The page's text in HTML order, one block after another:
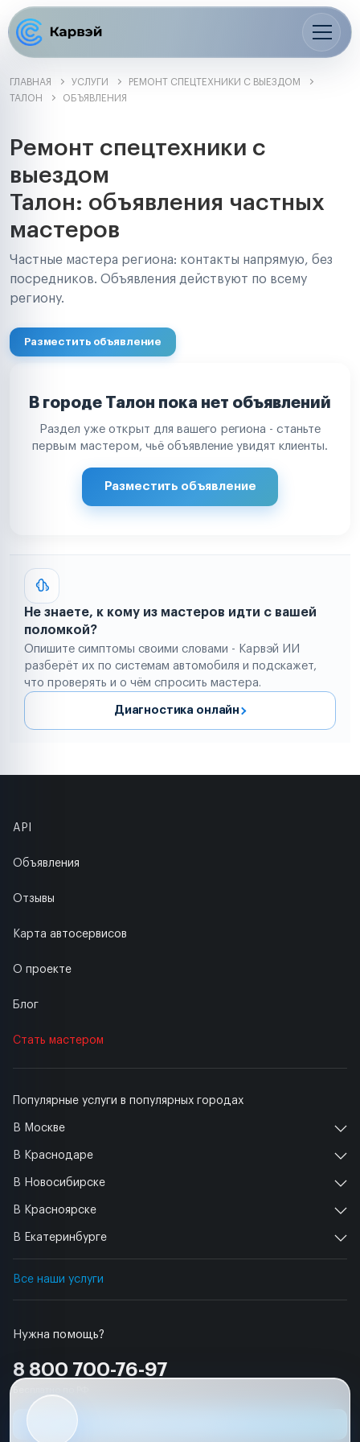
ГЛАВНАЯ УСЛУГИ
РЕМОНТ СПЕЦТЕХНИКИ С ВЫЕЗДОМ
ТАЛОН
ОБЪЯВЛЕНИЯ
Ремонт спецтехники с
выездом
Талон: объявления частных
мастеров
Частные мастера региона: контакты напрямую, без
посредников. Объявления действуют по всему
региону.
Разместить объявление
В городе Талон пока нет объявлений
Раздел уже открыт для вашего региона - станьте
первым мастером, чьё объявление увидят клиенты.
Разместить объявление
Не знаете, к кому из мастеров идти с вашей
поломкой?
Опишите симптомы своими словами - Карвэй ИИ
разберёт их по системам автомобиля и подскажет,
что проверять и о чём спросить мастера.
Диагностика онлайн
Нужна помощь?
8 800 700-76-97
Популярные услуги в популярных городах
В Москве
В Краснодаре
В Новосибирске
В Красноярске
В Екатеринбурге
Все наши услуги
API
Объявления
Отзывы
Карта автосервисов
О проекте
Блог
Стать мастером